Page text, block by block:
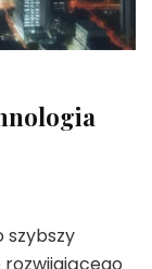
szybszy